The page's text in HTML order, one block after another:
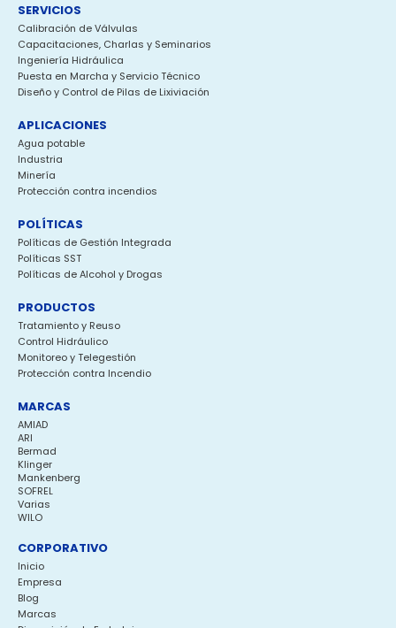
SERVICIOS
Calibración de Válvulas
Capacitaciones, Charlas y Seminarios
Ingeniería Hidráulica
Puesta en Marcha y Servicio Técnico
Diseño y Control de Pilas de Lixiviación
APLICACIONES
Agua potable
Industria
Minería
Protección contra incendios
POLÍTICAS
Políticas de Gestión Integrada
Políticas SST
Políticas de Alcohol y Drogas
PRODUCTOS
Tratamiento y Reuso
Control Hidráulico
Monitoreo y Telegestión
Protección contra Incendio
MARCAS
AMIAD
ARI
Bermad
Klinger
Mankenberg
SOFREL
Varias
WILO
CORPORATIVO
Inicio
Empresa
Blog
Marcas